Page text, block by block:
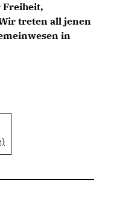
Freiheit,
treten all jenen
in